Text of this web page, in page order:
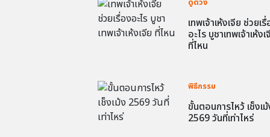
เทพเจ้าเห้งเจีย ช่วยเ
อะไร บูชาเทพเจ้าเห้งเ
ที่ไหน
พิธีกรรม
ขั้นตอนการไหว้ เช็งเ
2569 วันที่เท่าไหร่